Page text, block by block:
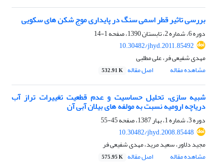
بررسی تاثیر قطر اسمی سنگ در پایداری موج شکن های سکویی
دوره 6، شماره 2، تابستان 1390، صفحه
1-14
10.30482/jhyd.2011.85492
مهدی شفیعی فر، علی مطلبی
مشاهده مقاله
اصل مقاله 532.91 K
شبیه سازی، تحلیل حساسیت و عدم قطعیت تغییرات تراز آب
دریاچه ارومیه نسبت به مولفه های بیلان آبی آن
دوره 3، شماره 1، بهار 1387، صفحه
45-55
10.30482/jhyd.2008.85448
مجید دلاور، سعید مرید، مهدی شفیعی فر
مشاهده مقاله
اصل مقاله 575.95 K